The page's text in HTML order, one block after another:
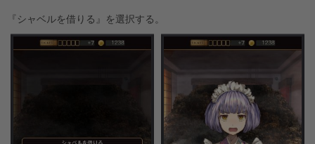
『シャベルを借りる』を選択する。